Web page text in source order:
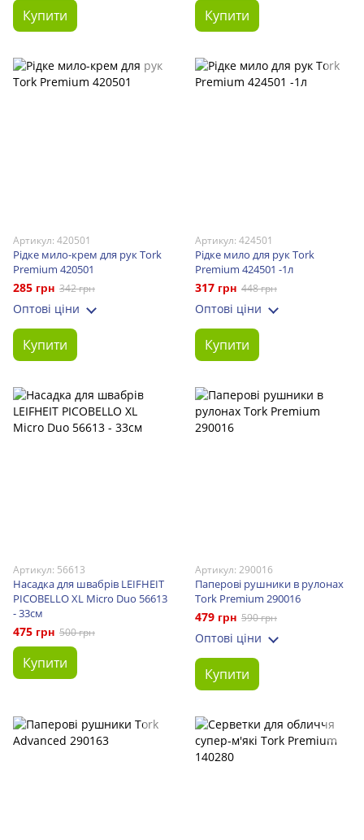
Купити Купити
Артикул: 420501
Рідке мило-крем для рук Tork
Premium 420501
285 грн 342 грн
Оптові ціни
Купити
Артикул: 424501
Рідке мило для рук Tork
Premium 424501 -1л
317 грн 448 грн
Оптові ціни
Купити
Артикул: 56613
Насадка для швабрів LEIFHEIT
PICOBELLO XL Micro Duo 56613
- 33см
475 грн 500 грн
Купити
Артикул: 290016
Паперові рушники в рулонах
Tork Premium 290016
479 грн 590 грн
Оптові ціни
Купити